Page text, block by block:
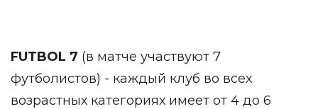
FUTBOL 7 (в матче участвуют 7
футболистов) - каждый клуб во всех
возрастных категориях имеет от 4 до 6